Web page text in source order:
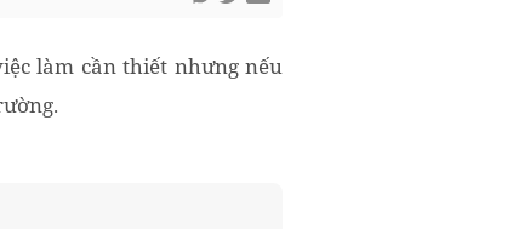
làm cần thiết nhưng nếu